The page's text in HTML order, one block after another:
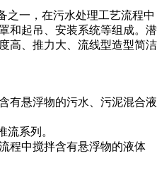
一，在污水处理工艺流程
和起吊、安装系统等组成。
高、推力大、流线型造型简
有悬浮物的污水、污泥混合
流系列。
程中搅拌含有悬浮物的液体